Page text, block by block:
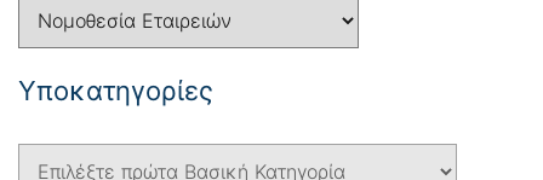
Yποκατηγορίες